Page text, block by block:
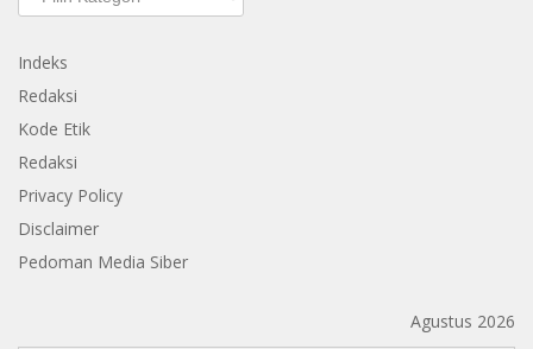
Indeks
Redaksi
Kode Etik
Redaksi
Privacy Policy
Disclaimer
Pedoman Media Siber
Agustus 2026